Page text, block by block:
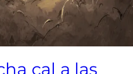
cal a las